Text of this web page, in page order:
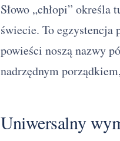
Słowo „chłopi” określa
świecie. To egzystencja
powieści noszą nazwy
nadrzędnym
Uniwersalny